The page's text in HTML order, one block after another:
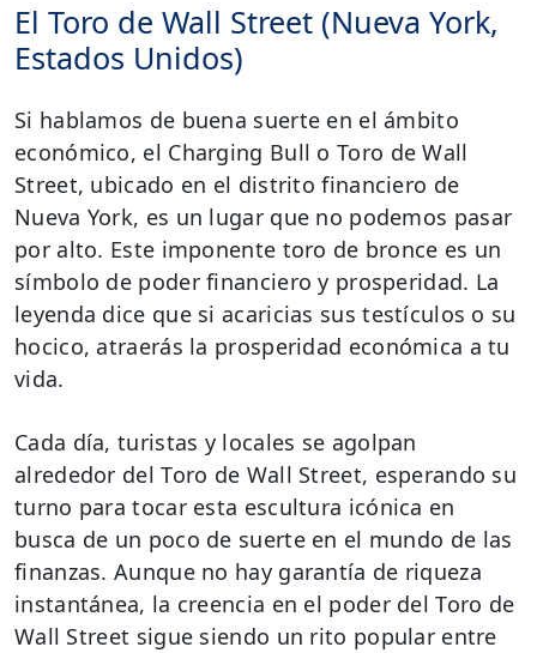
El Toro de Wall Street (Nueva York,
Estados Unidos)
Si hablamos de buena suerte en el ámbito
económico, el Charging Bull o Toro de Wall
Street, ubicado en el distrito financiero de
Nueva York, es un lugar que no podemos pasar
por alto. Este imponente toro de bronce es un
símbolo de poder financiero y prosperidad. La
leyenda dice que si acaricias sus testículos o su
hocico, atraerás la prosperidad económica a tu
vida.
Cada día, turistas y locales se agolpan
alrededor del Toro de Wall Street, esperando su
turno para tocar esta escultura icónica en
busca de un poco de suerte en el mundo de las
finanzas. Aunque no hay garantía de riqueza
instantánea, la creencia en el poder del Toro de
Wall Street sigue siendo un rito popular entre